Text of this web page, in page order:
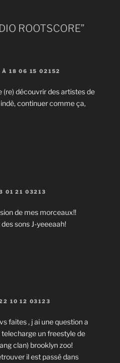
- Inglourious Bastardz
39. Braver les interdits - Neka / Menshen (Le S'1drom)
Levinsky l'Etranger
ROOTSCORE”
À 18 06 15 02152
(re) découvrir des artistes de
continuer comme ça,
01 21 03213
de mes morceaux!!
sons J-yeeeaah!
10 12 03123
faites , j ai une question a
telecharge un freestyle de
clan) brooklyn zoo!
il est passé dans